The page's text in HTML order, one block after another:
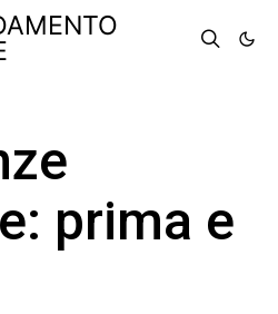
prima e